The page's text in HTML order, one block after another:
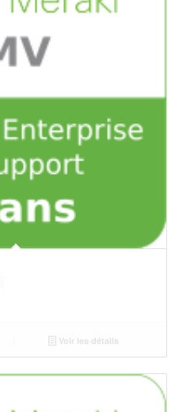
Voir les détails